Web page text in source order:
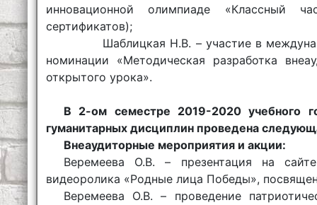
инновационной олимпиаде «Классный
сертификатов);
Шаблицкая Н.В. – участие в
номинации «Методическая разработка
открытого урока».
В 2-ом семестре 2019-2020 учебного
гуманитарных дисциплин проведена
Внеаудиторные мероприятия и акции:
Веремеева О.В. – презентация на
видеоролика «Родные лица Победы»,
Веремеева О.В. – проведение